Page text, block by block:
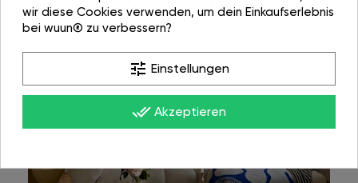
wir diese Cookies verwenden, um dein Einkaufserlebnis
bei wuun® zu verbessern?
tune Einstellungen
done_all Akzeptieren